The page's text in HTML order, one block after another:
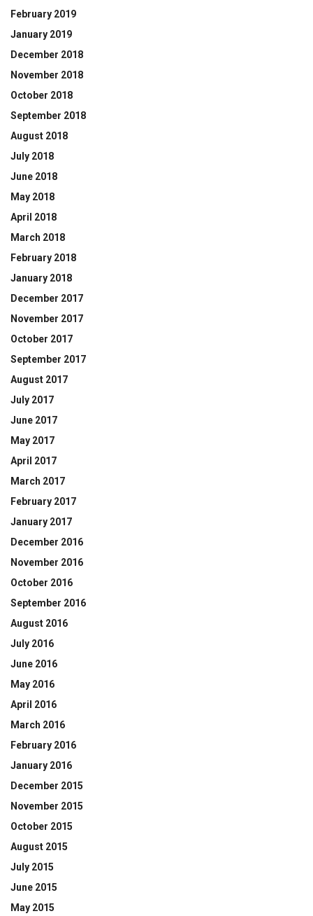
February 2019
January 2019
December 2018
November 2018
October 2018
September 2018
August 2018
July 2018
June 2018
May 2018
April 2018
March 2018
February 2018
January 2018
December 2017
November 2017
October 2017
September 2017
August 2017
July 2017
June 2017
May 2017
April 2017
March 2017
February 2017
January 2017
December 2016
November 2016
October 2016
September 2016
August 2016
July 2016
June 2016
May 2016
April 2016
March 2016
February 2016
January 2016
December 2015
November 2015
October 2015
August 2015
July 2015
June 2015
May 2015